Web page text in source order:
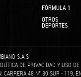
FÓRMULA 1
OTROS
DEPORTES
S.A.S
DE PRIVACIDAD Y USO
48 N° 30 SUR - 119,